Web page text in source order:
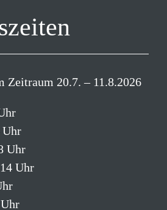
Zeitraum 20.7. – 11.8.2026
Uhr
Uhr
Uhr